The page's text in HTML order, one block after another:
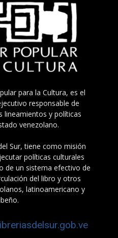
para la Cultura, es el
responsable de
lineamientos y políticas
venezolano.
Sur, tiene como misión
políticas culturales
de un sistema efectivo de
del libro y otros
latinoamericano y